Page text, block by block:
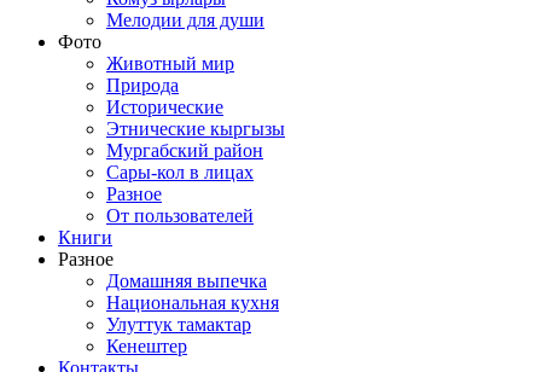
Мелодии для души
Фото
Животный мир
Природа
Исторические
Этнические кыргызы
Мургабский район
Сары-кол в лицах
Разное
От пользователей
Книги
Разное
Домашняя выпечка
Национальная кухня
Улуттук тамактар
Кенештер
Контакты